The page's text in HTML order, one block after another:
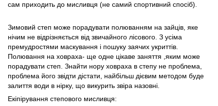
сам приходить до мисливця (не самий спортивний спосіб).
Зимовий степ може порадувати полюванням на зайців, яке
нічим не відрізняється від звичайного лісового. З усіма
премудростями маскування і пошуку заячих укриттів.
Полювання на ховраха- ще одне цікаве заняття ,яким може
порадувати степ. Знайти нору ховраха в степу не проблема,
проблема його звідти дістати, найбільш дієвим методом буде
залиття води в нірку, що викурить звіра назовні.
Екіпірування степового мисливця: